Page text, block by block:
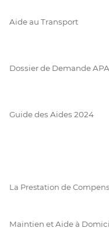
Aide au Transport
Dossier de Demande APA
Guide des Aides 2024
La Prestation de
Maintien et Aide à